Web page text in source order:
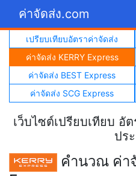
ค่าจัดส่ง.com
เปรียบเทียบอัตราค่าจัดส่ง
ค่าจัดส่ง KERRY Express
ค่าจัดส่ง BEST Express
ค่าจัดส่ง SCG Express
เว็บไซต์เปรียบเทียบ อั
ปร
คำนวณ ค่า